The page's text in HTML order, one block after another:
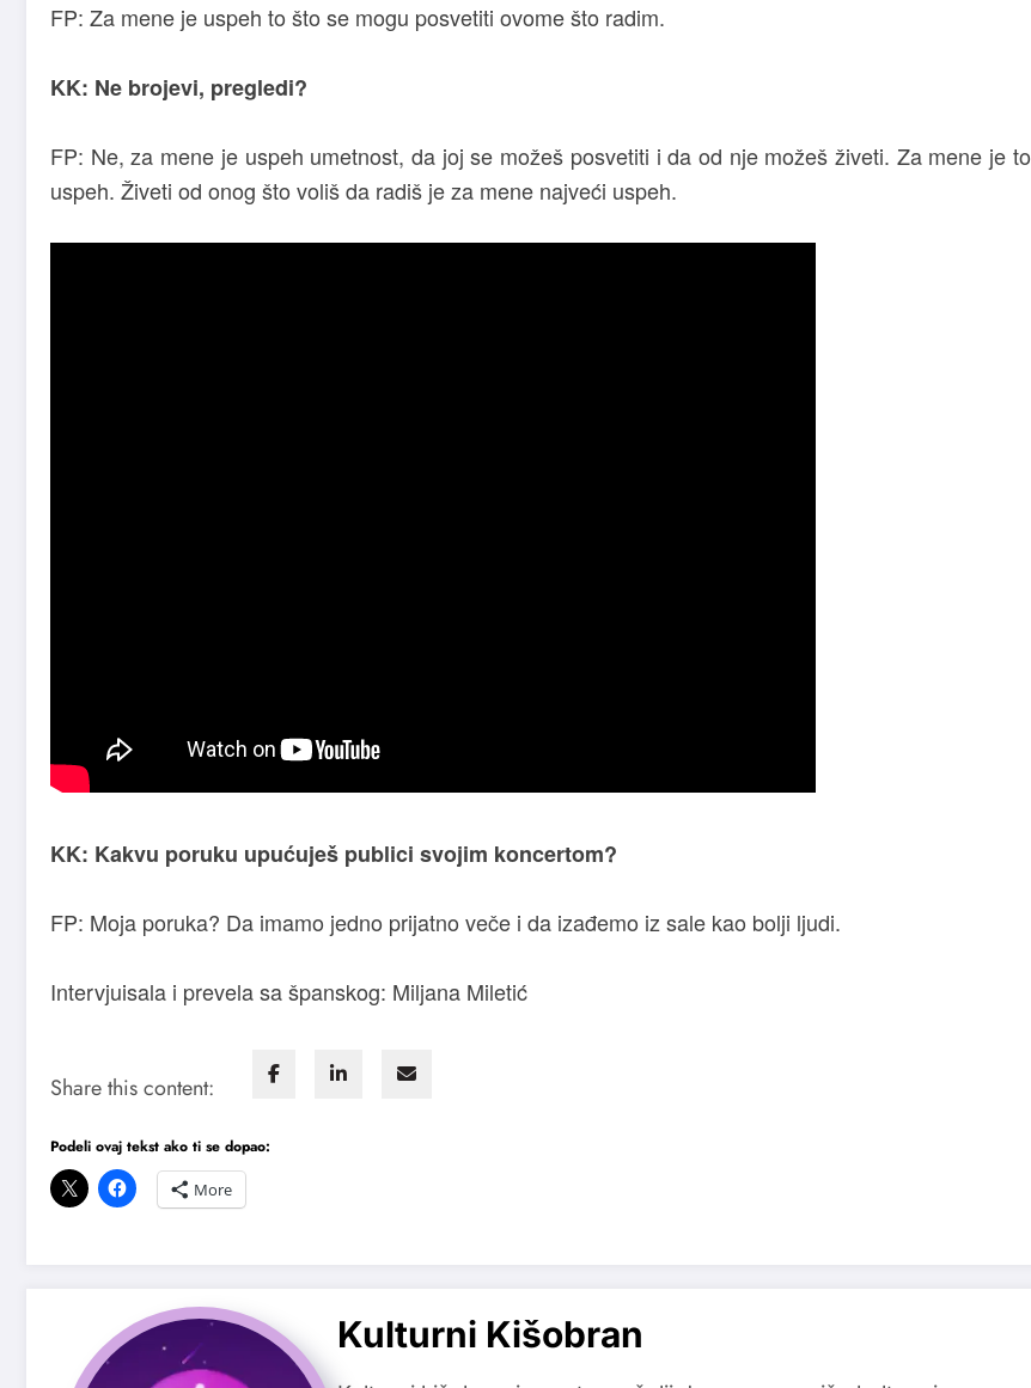
FP: Za mene je uspeh to što se mogu posvetiti ovome što radim.
KK: Ne brojevi, pregledi?
FP: Ne, za mene je uspeh umetnost, da joj se možeš posvetiti i da od nje možeš živeti. Za mene je to
uspeh. Živeti od onog što voliš da radiš je za mene najveći uspeh.
KK: Kakvu poruku upućuješ publici svojim koncertom?
FP: Moja poruka? Da imamo jedno prijatno veče i da izađemo iz sale kao bolji ljudi.
Intervjuisala i prevela sa španskog: Miljana Miletić
Share this content:
Podeli ovaj tekst ako ti se dopao:
More
Kulturni Kišobran